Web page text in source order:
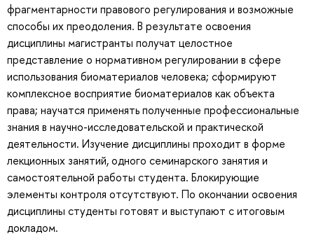
фрагментарности правового регулирования и возможные
способы их преодоления. В результате освоения
дисциплины магистранты получат целостное
представление о нормативном регулировании в сфере
использования биоматериалов человека; сформируют
комплексное восприятие биоматериалов как объекта
права; научатся применять полученные профессиональные
знания в научно-исследовательской и практической
деятельности. Изучение дисциплины проходит в форме
лекционных занятий, одного семинарского занятия и
самостоятельной работы студента. Блокирующие
элементы контроля отсутствуют. По окончании освоения
дисциплины студенты готовят и выступают с итоговым
докладом.